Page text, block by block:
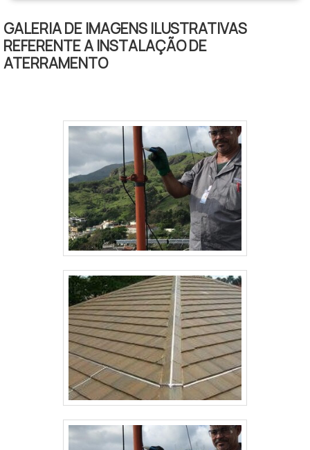
pela qual a Ritz SP é altamente qualificada
no segmento de comercialização de
isolantes elétricos e equipamentos de
qualidade. O time dispõe de profissionais
certificados que terão o maior prazer em
auxiliar com suas dúvidas.OUTROS
DETALHES IMPORTANTES SOBRE A
EMPRESASomente na Ritz SP tem o que há
de melhor no ramo de comercialização de
isolantes elétricos e equipamentos de
segurança para manutenção de sistemas
elétricos. A empresa oferece opções
como conjunto de aterramento temporário
e ensaios elétricos com ótima qualidade e
assertividade.Com a organização é
possível tirar as suas dúvidas sobre os
serviços do ramo, além de contar com os
melhores profissionais e instalações.
Assim, conquistando a confiança e a
satisfação dos clientes, que são os
maiores objetivos da marca. A Ritz SP é
uma empresa que tem sido apontada de
GALERIA DE IMAGENS ILUSTRATIVAS
REFERENTE A INSTALAÇÃO DE
ATERRAMENTO